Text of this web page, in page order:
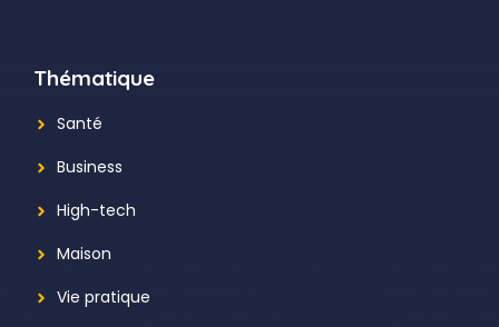
Thématique
Santé
Business
High-tech
Maison
Vie pratique